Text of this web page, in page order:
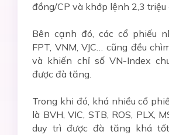
đồng/CP và khớp lệnh 2,3 triệu
Bên cạnh đó, các cổ phiếu
FPT, VNM, VJC… cũng đều
và khiến chỉ số VN-Index
được đà tăng.
Trong khi đó, khá nhiều cổ
là BVH, VIC, STB, ROS, PLX,
duy trì được đà tăng khá